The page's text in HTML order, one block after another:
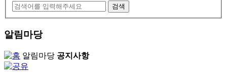
알림마당
알림마당 공지사항